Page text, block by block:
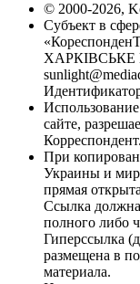
© 2000-2026,
Субъект в
ХАРКІВСЬКЕ
сайте,
При
Украины и
прямая
Ссылка
полного либо
Гиперссылка
размещена в
материала.